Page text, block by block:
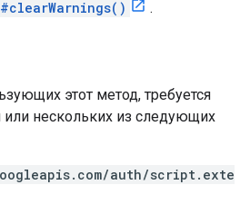
.
этот метод, требуется
или нескольких из следующих
auth/script.exte